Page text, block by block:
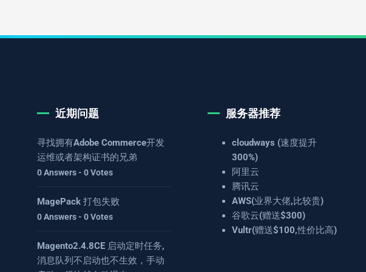
近期问题
寻找拥有Adobe Commerce开发
运维或者架构证书的兄弟
0 Answers - 0 Votes
MagePack 打包失败
0 Answers - 0 Votes
Magento2.4.8CE 启动定时任务,
消息队列不启动也不生效，手动
服务器推荐
cloudways (速度提升
300%)
阿里云
腾讯云
AWS(业界大佬,比较贵)
谷歌云(赠送$300)
Vultr(赠送$100,性价比高)